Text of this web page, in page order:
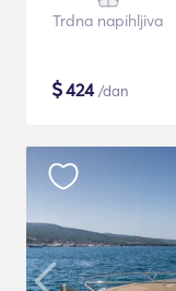
Trdna napihljiva
$424/dan